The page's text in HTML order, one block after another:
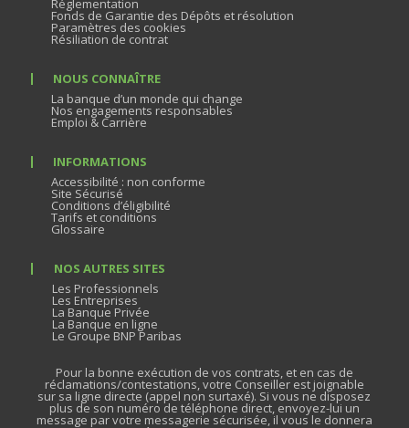
Réglementation
Fonds de Garantie des Dépôts et résolution
Paramètres des cookies
Résiliation de contrat
NOUS CONNAÎTRE
La banque d’un monde qui change
Nos engagements responsables
Emploi & Carrière
INFORMATIONS
Accessibilité : non conforme
Site Sécurisé
Conditions d’éligibilité
Tarifs et conditions
Glossaire
NOS AUTRES SITES
Les Professionnels
Les Entreprises
La Banque Privée
La Banque en ligne
Le Groupe BNP Paribas
Pour la bonne exécution de vos contrats, et en cas de
réclamations/contestations, votre Conseiller est joignable
sur sa ligne directe (appel non surtaxé). Si vous ne disposez
plus de son numéro de téléphone direct, envoyez-lui un
message par votre messagerie sécurisée, il vous le donnera